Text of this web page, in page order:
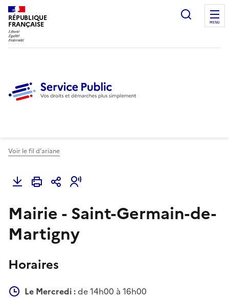
RÉPUBLIQUE
FRANÇAISE
Ouvrir
MENU
Voir le fil d'ariane
Mairie - Saint-Germain-de-
Martigny
Horaires
Le Mercredi :de 14h00 à 16h00